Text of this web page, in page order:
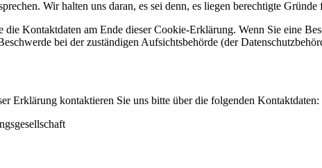
Wir halten uns daran, es sei denn, es liegen berechtigte
Kontaktdaten am Ende dieser Cookie-Erklärung. Wenn Sie eine
bei der zuständigen Aufsichtsbehörde (der
Erklärung kontaktieren Sie uns bitte über die folgenden Kontaktdaten: